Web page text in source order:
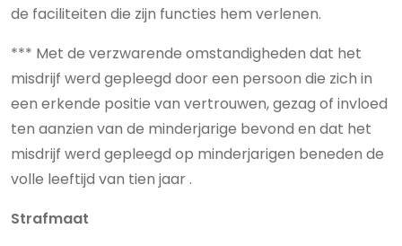
de faciliteiten die zijn functies hem verlenen.
*** Met de verzwarende omstandigheden dat het
misdrijf werd gepleegd door een persoon die zich in
een erkende positie van vertrouwen, gezag of invloed
ten aanzien van de minderjarige bevond en dat het
misdrijf werd gepleegd op minderjarigen beneden de
volle leeftijd van tien jaar .
Strafmaat